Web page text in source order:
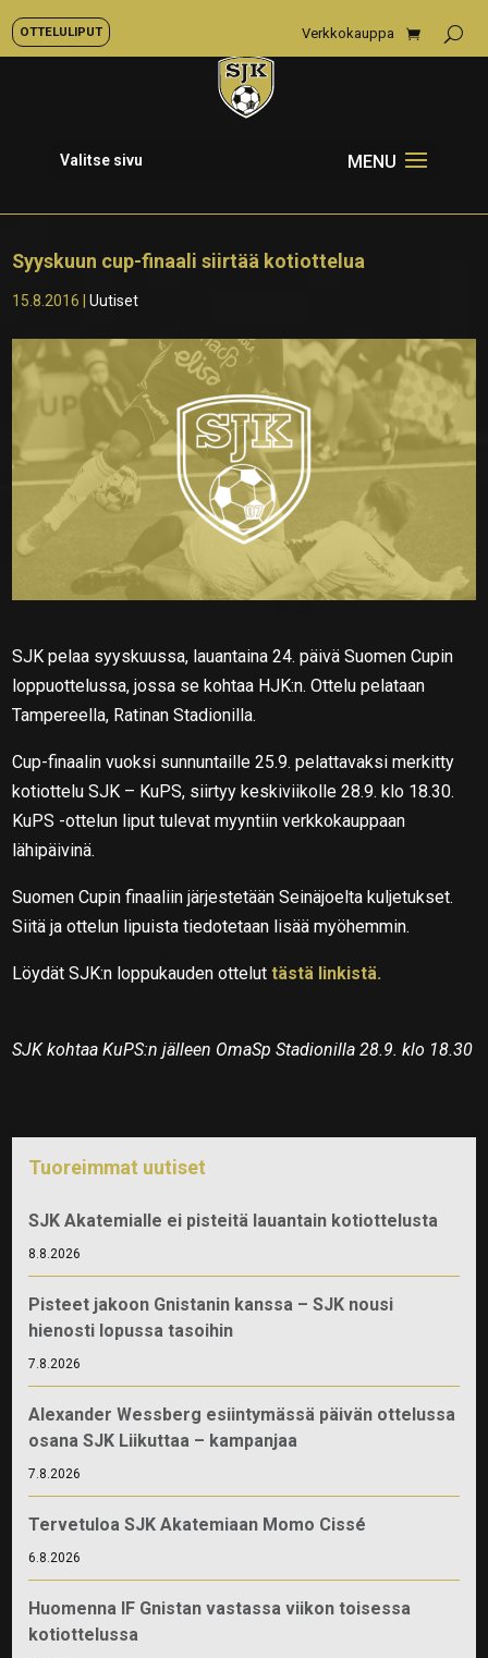
OTTELULIPUT Verkkokauppa
Valitse sivu
Syyskuun cup-finaali siirtää kotiottelua
15.8.2016 |Uutiset
SJK pelaa syyskuussa, lauantaina 24. päivä Suomen Cupin
loppuottelussa, jossa se kohtaa HJK:n. Ottelu pelataan
Tampereella, Ratinan Stadionilla.
Cup-finaalin vuoksi sunnuntaille 25.9. pelattavaksi merkitty
kotiottelu SJK – KuPS, siirtyy keskiviikolle 28.9. klo 18.30.
KuPS -ottelun liput tulevat myyntiin verkkokauppaan
lähipäivinä.
Suomen Cupin finaaliin järjestetään Seinäjoelta kuljetukset.
Siitä ja ottelun lipuista tiedotetaan lisää myöhemmin.
Löydät SJK:n loppukauden otteluttästä linkistä.
SJK kohtaa KuPS:n jälleen OmaSp Stadionilla 28.9. klo 18.30
Tuoreimmat uutiset
SJK Akatemialle ei pisteitä lauantain kotiottelusta
8.8.2026
Pisteet jakoon Gnistanin kanssa – SJK nousi
hienosti lopussa tasoihin
7.8.2026
Alexander Wessberg esiintymässä päivän ottelussa
osana SJK Liikuttaa – kampanjaa
7.8.2026
Tervetuloa SJK Akatemiaan Momo Cissé
6.8.2026
Huomenna IF Gnistan vastassa viikon toisessa
kotiottelussa